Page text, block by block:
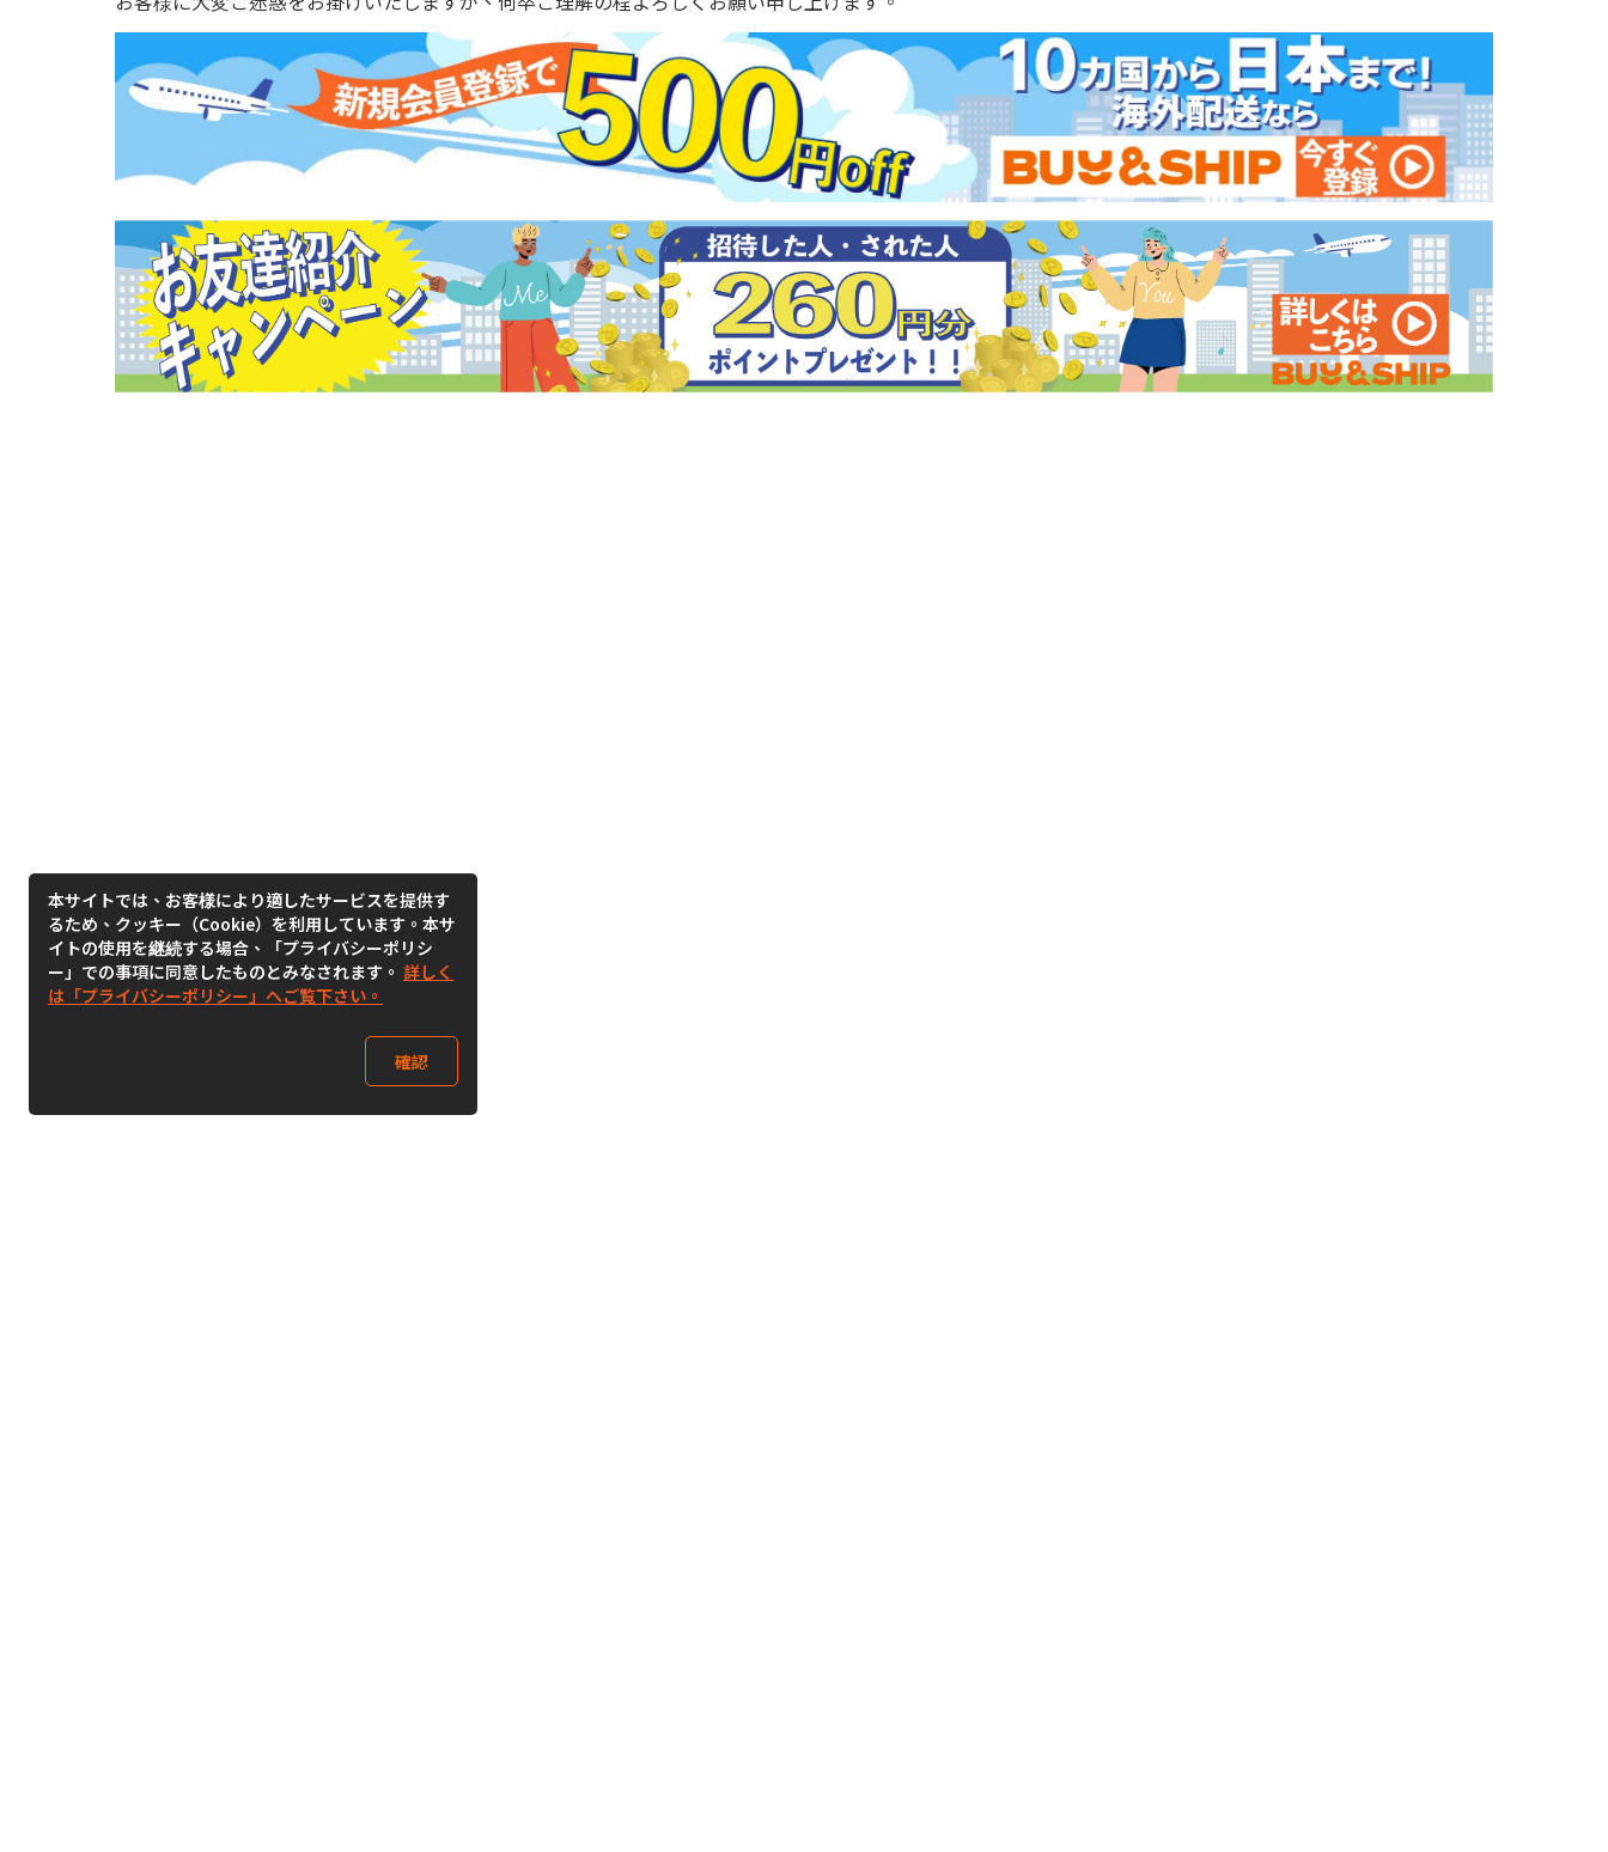
本サイトでは、お客様により適したサービスを提供す
るため、クッキー（Cookie）を利用しています。本サ
イトの使用を継続する場合、「プライバシーポリシ
ー」での事項に同意したものとみなされます。 詳しく
は「プライバシーポリシー」へご覧下さい。
確認